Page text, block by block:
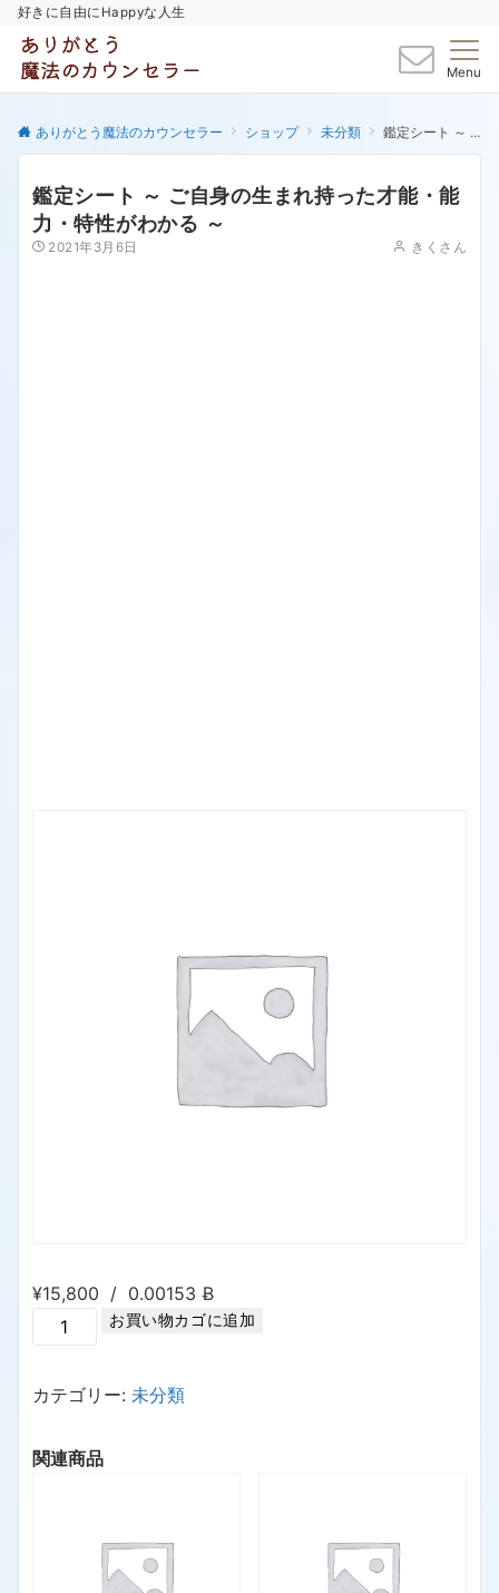
好きに自由にHappyな人生
Menu
ありがとう魔法のカウンセラー ショップ 未分類 鑑定シート ～ ご自身の生まれ持った才能・能力・特性がわかる ～
鑑定シート ～ ご自身の生まれ持った才能・能
力・特性がわかる ～
2021年3月6日 きくさん
¥15,800 / 0.00153 Ƀ
お買い物カゴに追加
カテゴリー: 未分類
関連商品